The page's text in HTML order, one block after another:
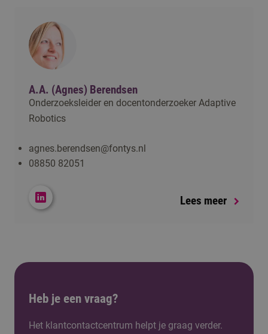
A.A. (Agnes) Berendsen
Onderzoeksleider en docentonderzoeker Adaptive
Robotics
agnes.berendsen@fontys.nl
08850 82051
Lees meer
Heb je een vraag?
Het klantcontactcentrum helpt je graag verder.